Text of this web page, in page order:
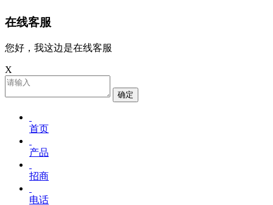
在线客服
您好，我这边是在线客服
X
确定
首页
产品
招商
电话